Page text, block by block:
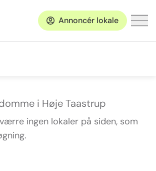
Annoncér lokale
i Høje Taastrup
ingen lokaler på siden, som